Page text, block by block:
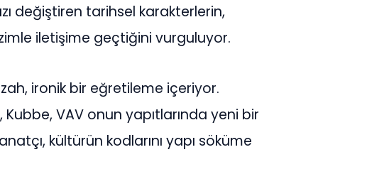
değiştiren tarihsel karakterlerin,
iletişime geçtiğini vurguluyor.
ironik bir eğretileme içeriyor.
VAV onun yapıtlarında yeni bir
kültürün kodlarını yapı söküme